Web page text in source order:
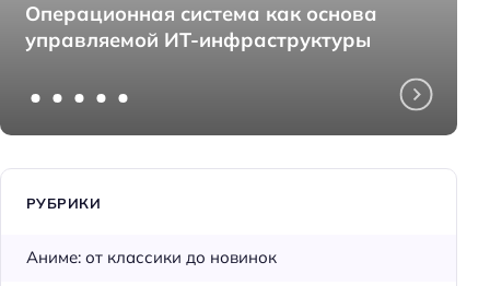
Операционная система как основа
управляемой ИТ-инфраструктуры
РУБРИКИ
Аниме: от классики до новинок